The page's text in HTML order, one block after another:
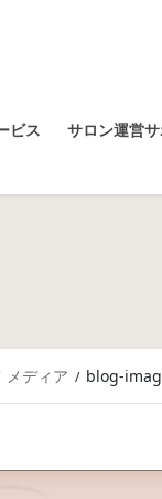
ビス サロン運営サ
メディア blog-